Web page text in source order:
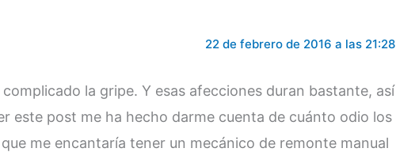
22 de febrero de 2016 a las 21:28
la gripe. Y esas afecciones duran bastante, así
este post me ha hecho darme cuenta de cuánto odio los
me encantaría tener un mecánico de remonte manual